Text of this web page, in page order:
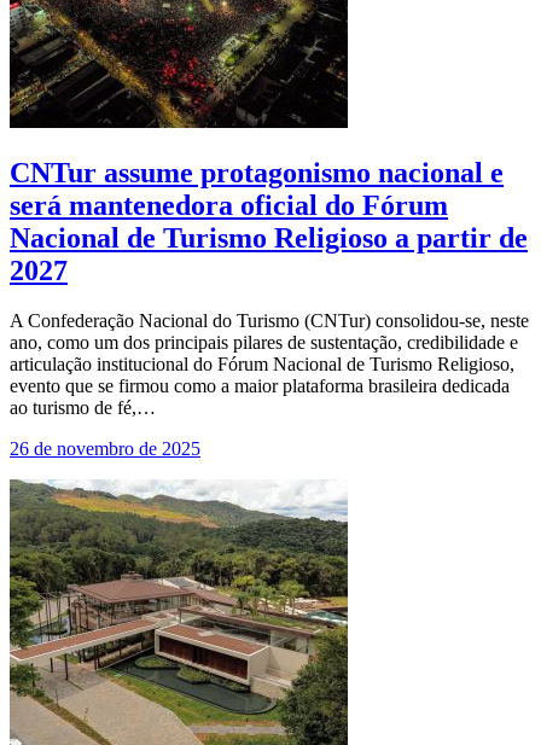
CNTur assume protagonismo nacional e
será mantenedora oficial do Fórum
Nacional de Turismo Religioso a partir de
2027
A Confederação Nacional do Turismo (CNTur) consolidou-se, neste
ano, como um dos principais pilares de sustentação, credibilidade e
articulação institucional do Fórum Nacional de Turismo Religioso,
evento que se firmou como a maior plataforma brasileira dedicada
ao turismo de fé,…
26 de novembro de 2025